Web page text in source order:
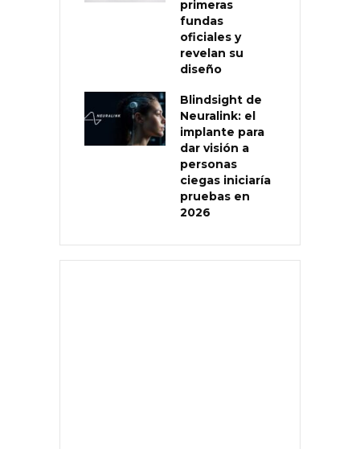
primeras
fundas
oficiales y
revelan su
diseño
Blindsight de
Neuralink: el
implante para
dar visión a
personas
ciegas iniciaría
pruebas en
2026